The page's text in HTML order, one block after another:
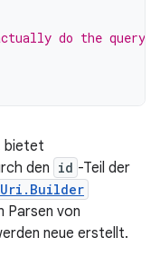
do the query
bietet
den id -Teil der
Uri.Builder
Parsen von
neue erstellt.